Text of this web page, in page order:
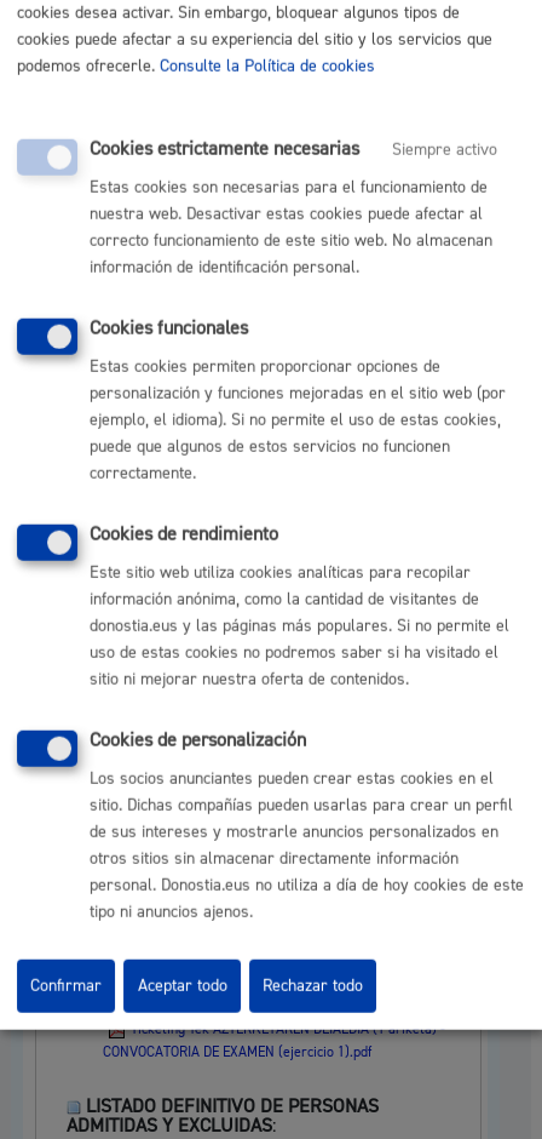
Ticketing eta mark. 2 azterketa bbetiko emaitzak.pdf
1 eranskina - anexo 1.pdf
EXAMEN 3.pdf
RESULTADOS PROVISIONALES DEL EJERCICIO
Plazo de reclamaciones: Desde el 24 de junio al 7
de julio:
emaitzak.pdf
1eranskina - Anexo1.pdf
Ticketing eta mark. 2 azterketa zuzentzeko
irizpideak.pdf
CONVOCATORIA PARA REALIZAR EL SEGUNDO
ticketing tek 2 AZTERKETAREN DEIALDIA -
CONVOCATORIA DE EXAMEN 2.pdf
RESULTADOS DEFINTIVOS DEL EJERCICIO 1:
Tiketing tek 1 ariketaren bbetiko emaitzak.pdf
1
Plazo de reclamaciones: Del 28 del febrero al 13
de marzo de 2025:
Tiketing tek 1 ariketaren bbehineko emaitzak.pdf
RESPUESTAS DEL EJERCICIO 1:
ERANTZUNEN ZERRENDA Ticketing eta mark tek.pdf
CONVOCATORIA PARA REALIZAR EL PRIMER
EJERCICIO:
Ticketing Tek AZTERKETAREN DEIALDIA (1 ariketa) -
CONVOCATORIA DE EXAMEN (ejercicio 1).pdf
LISTADO DEFINITIVO DE PERSONAS
ADMITIDAS Y EXCLUIDAS:
cookies desea activar. Sin embargo, bloquear algunos tipos de
cookies puede afectar a su experiencia del sitio y los servicios que
podemos ofrecerle. Consulte la Política de cookies
Cookies estrictamente necesarias
Siempre activo
Estas cookies son necesarias para el funcionamiento de
nuestra web. Desactivar estas cookies puede afectar al
correcto funcionamiento de este sitio web. No almacenan
información de identificación personal.
Cookies funcionales
Estas cookies permiten proporcionar opciones de
personalización y funciones mejoradas en el sitio web (por
ejemplo, el idioma). Si no permite el uso de estas cookies,
puede que algunos de estos servicios no funcionen
correctamente.
Cookies de rendimiento
Este sitio web utiliza cookies analíticas para recopilar
información anónima, como la cantidad de visitantes de
donostia.eus y las páginas más populares. Si no permite el
uso de estas cookies no podremos saber si ha visitado el
sitio ni mejorar nuestra oferta de contenidos.
Cookies de personalización
Los socios anunciantes pueden crear estas cookies en el
sitio. Dichas compañías pueden usarlas para crear un perfil
de sus intereses y mostrarle anuncios personalizados en
otros sitios sin almacenar directamente información
personal. Donostia.eus no utiliza a día de hoy cookies de este
tipo ni anuncios ajenos.
Rechazar todo
Confirmar Aceptar todo